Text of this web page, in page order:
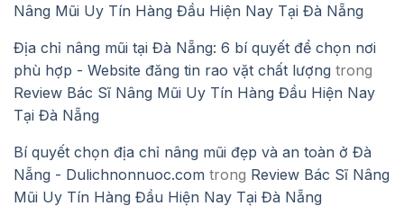
Nâng Mũi Uy Tín Hàng Đầu Hiện Nay Tại Đà Nẵng
Địa chỉ nâng mũi tại Đà Nẵng: 6 bí quyết để chọn nơi
phù hợp - Website đăng tin rao vặt chất lượng trong
Review Bác Sĩ Nâng Mũi Uy Tín Hàng Đầu Hiện Nay
Tại Đà Nẵng
Bí quyết chọn địa chỉ nâng mũi đẹp và an toàn ở Đà
Nẵng - Dulichnonnuoc.com trong Review Bác Sĩ Nâng
Mũi Uy Tín Hàng Đầu Hiện Nay Tại Đà Nẵng